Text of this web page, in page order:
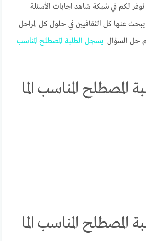
نوفر لكم في شبكة شاهد اجابات الأسئلة
يبحث عنها كل الثقافيين في حلول كل المراحل
حل السؤال يسجل الطلبة المصطلح المناسب
المصطلح المناسب الما
المصطلح المناسب الما